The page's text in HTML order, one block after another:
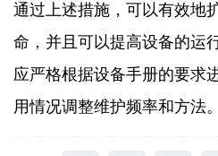
通过上述措施，可以有效地
命，并且可以提高设备的运
应严格根据设备手册的要求
用情况调整维护频率和方法。